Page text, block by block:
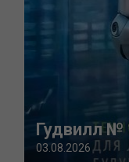
Гудвилл №
03.08.2026